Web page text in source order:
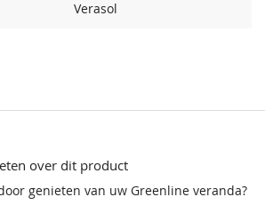
Verasol
over dit product
genieten van uw Greenline veranda?